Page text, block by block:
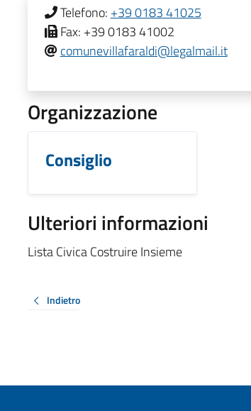
Telefono: +39 0183 41025
Fax: +39 0183 41002
comunevillafaraldi@legalmail.it
Organizzazione
Consiglio
Ulteriori informazioni
Lista Civica Costruire Insieme
Indietro